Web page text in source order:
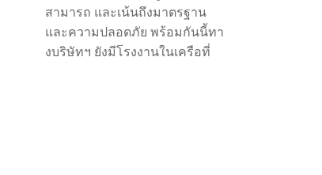
สามารถ และเน้นถึงมาตรฐาน
และความปลอดภัย พร้อมกันนี้ทา
งบริษัทฯ ยังมีโรงงานในเครือที่